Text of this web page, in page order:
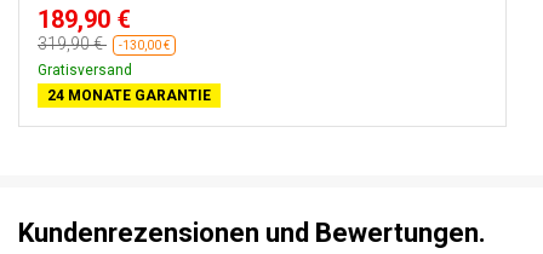
189,90 €
319,90 € -130,00 €
Gratisversand
24 MONATE GARANTIE
Kundenrezensionen und Bewertungen.